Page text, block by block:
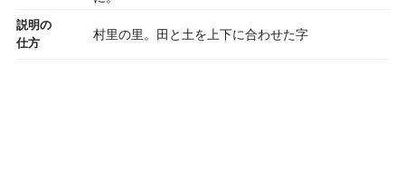
説明の
仕方
村里の里。田と土を上下に合わせた字